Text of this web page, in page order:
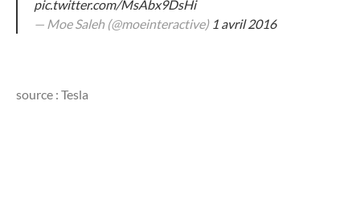
pic.twitter.com/MsAbx9DsHi
— Moe Saleh (@moeinteractive) 1 avril 2016
source : Tesla